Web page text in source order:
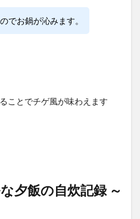
でお鍋が沁みます。
ことでチゲ風が味わえます
夕飯の自炊記録 ～